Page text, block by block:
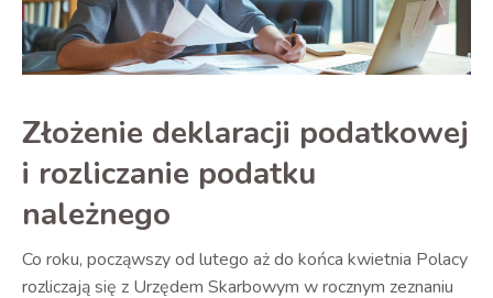
Złożenie deklaracji podatkowej
i rozliczanie podatku
należnego
Co roku, począwszy od lutego aż do końca kwietnia Polacy
rozliczają się z Urzędem Skarbowym w rocznym zeznaniu